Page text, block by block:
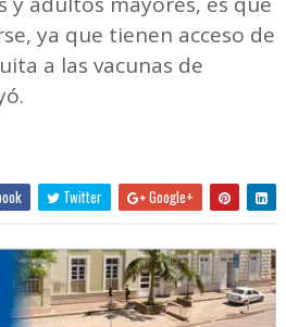
ya que tienen acceso de
a las vacunas de
Twitter Google+